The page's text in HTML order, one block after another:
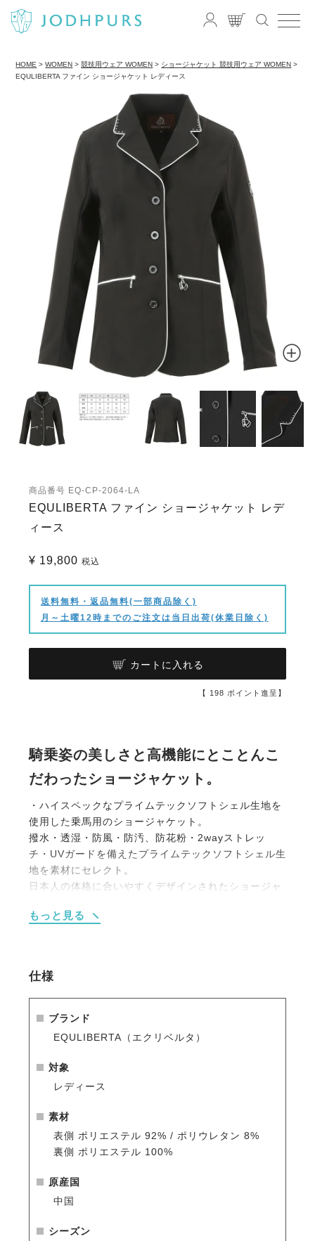
HOME WOMEN 競技用ウェア WOMEN
ショージャケット 競技用ウェア WOMEN
EQULIBERTA ファイン ショージャケット レディース
商品番号 EQ-CP-2064-LA
EQULIBERTA ファイン ショージャケット レデ
ィース
¥ 19,800 税込
送料無料・返品無料(一部商品除く)
月～土曜12時までのご注文は当日出荷(休業日除く)
カートに入れる
【 198 ポイント進呈】
騎乗姿の美しさと高機能にとことんこ
だわったショージャケット。
・ハイスペックなプライムテックソフトシェル生地を
使用した乗馬用のショージャケット。
撥水・透湿・防風・防汚、防花粉・2wayストレッ
チ・UVガードを備えたプライムテックソフトシェル生
地を素材にセレクト。
日本人の体格に合いやすくデザインされたショージャ
動きやすく、騎乗姿勢を綺麗に見せるシルエットにこ
・動きやすさを追求
肩口から袖が前方に流れているデザインを採用し、騎
乗時の腕・肩周りの窮屈さを軽減しました。縦にも横
にも伸びる2WAYストレッチなのでフィット感もバツ
地プライムテックソフトシェルを採用。
雨の日には撥水、寒い冬でも防風で体温を保持、暑い
夏でも通気性を確保するオールシーズン対応。
・撥水機能
・透湿
もっと見る
仕様
ブランド
EQULIBERTA（エクリベルタ）
対象
レディース
素材
表側 ポリエステル 92% / ポリウレタン 8%
裏側 ポリエステル 100%
原産国
中国
シーズン